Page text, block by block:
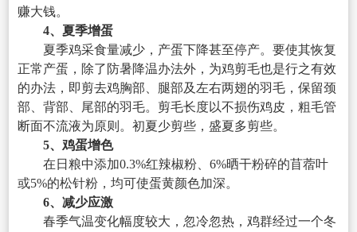
赚大钱。
4、夏季增蛋
夏季鸡采食量减少，产蛋下降甚至停产。要使其恢复
正常产蛋，除了防暑降温办法外，为鸡剪毛也是行之有效
的办法，即剪去鸡胸部、腿部及左右两翅的羽毛，保留颈
部、背部、尾部的羽毛。剪毛长度以不损伤鸡皮，粗毛管
断面不流液为原则。初夏少剪些，盛夏多剪些。
5、鸡蛋增色
在日粮中添加0.3%红辣椒粉、6%晒干粉碎的苜蓿叶
或5%的松针粉，均可使蛋黄颜色加深。
6、减少应激
春季气温变化幅度较大，忽冷忽热，鸡群经过一个冬